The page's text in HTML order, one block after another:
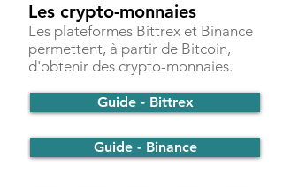
Les crypto-monnaies
Les plateformes Bittrex et Binance
permettent, à partir de Bitcoin,
d'obtenir des crypto-monnaies.
Guide - Bittrex
Guide - Binance